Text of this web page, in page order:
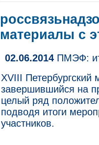
материалы с
02.06.2014 ПМЭФ:
XVIII
завершившийся на
целый ряд
подводя итоги
участников.